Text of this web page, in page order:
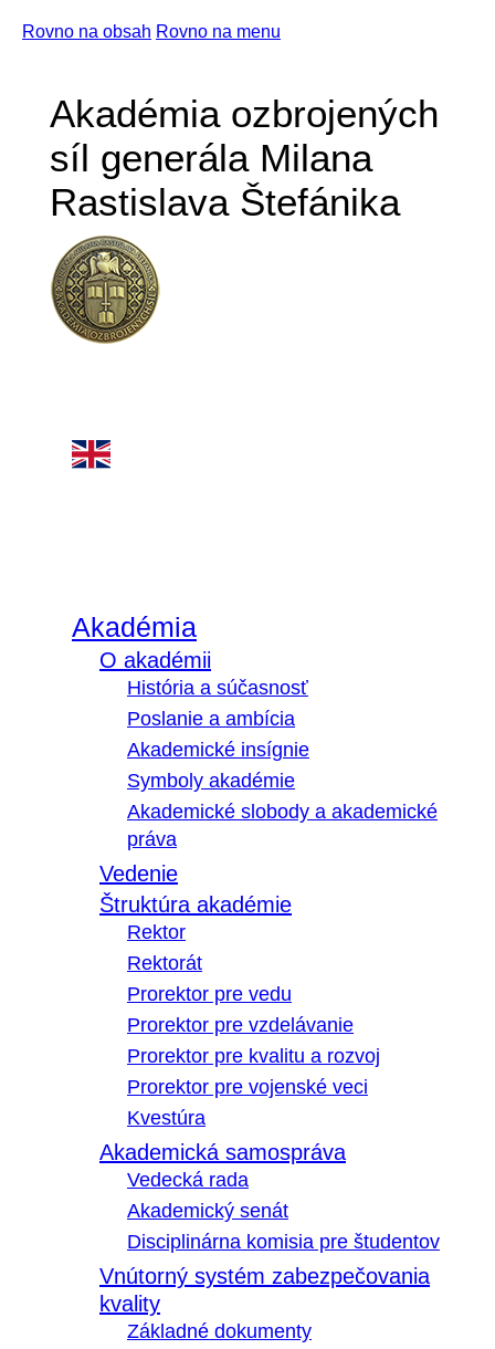
Rovno na obsah Rovno na menu
Akadémia ozbrojených
síl generála Milana
Rastislava Štefánika
Akadémia
O akadémii
História a súčasnosť
Poslanie a ambícia
Akademické insígnie
Symboly akadémie
Akademické slobody a akademické
práva
Vedenie
Štruktúra akadémie
Rektor
Rektorát
Prorektor pre vedu
Prorektor pre vzdelávanie
Prorektor pre kvalitu a rozvoj
Prorektor pre vojenské veci
Kvestúra
Akademická samospráva
Vedecká rada
Akademický senát
Disciplinárna komisia pre študentov
Vnútorný systém zabezpečovania
kvality
Základné dokumenty